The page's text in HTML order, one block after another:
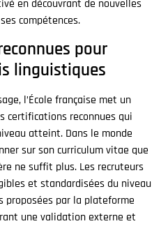
en découvrant de nouvelles
compétences.
pour
linguistiques
l’École française met un
certifications reconnues qui
atteint. Dans le monde
sur son curriculum vitae que
ne suffit plus. Les recruteurs
et standardisées du niveau
proposées par la plateforme
une validation externe et